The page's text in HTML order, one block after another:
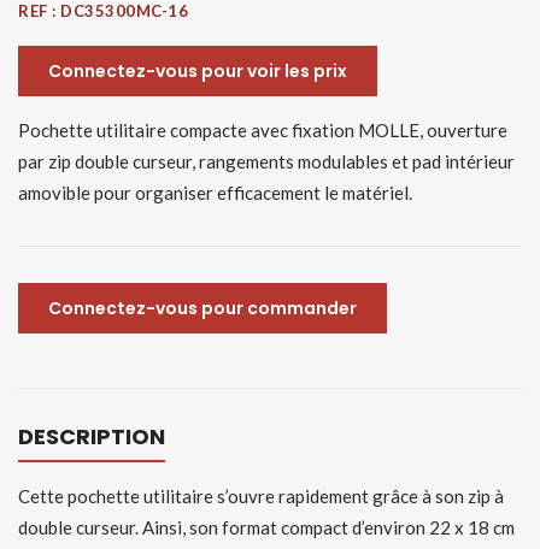
REF : DC35300MC-16
Connectez-vous pour voir les prix
Pochette utilitaire compacte avec fixation MOLLE, ouverture
par zip double curseur, rangements modulables et pad intérieur
amovible pour organiser efficacement le matériel.
Connectez-vous pour commander
DESCRIPTION
Cette pochette utilitaire s’ouvre rapidement grâce à son zip à
double curseur. Ainsi, son format compact d’environ 22 x 18 cm